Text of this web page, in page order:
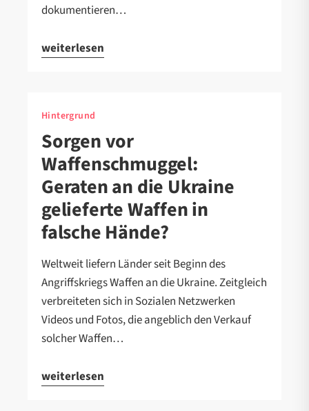
dokumentieren…
weiterlesen
Hintergrund
Sorgen vor
Waffenschmuggel:
Geraten an die Ukraine
gelieferte Waffen in
falsche Hände?
Weltweit liefern Länder seit Beginn des
Angriffskriegs Waffen an die Ukraine. Zeitgleich
verbreiteten sich in Sozialen Netzwerken
Videos und Fotos, die angeblich den Verkauf
solcher Waffen…
weiterlesen